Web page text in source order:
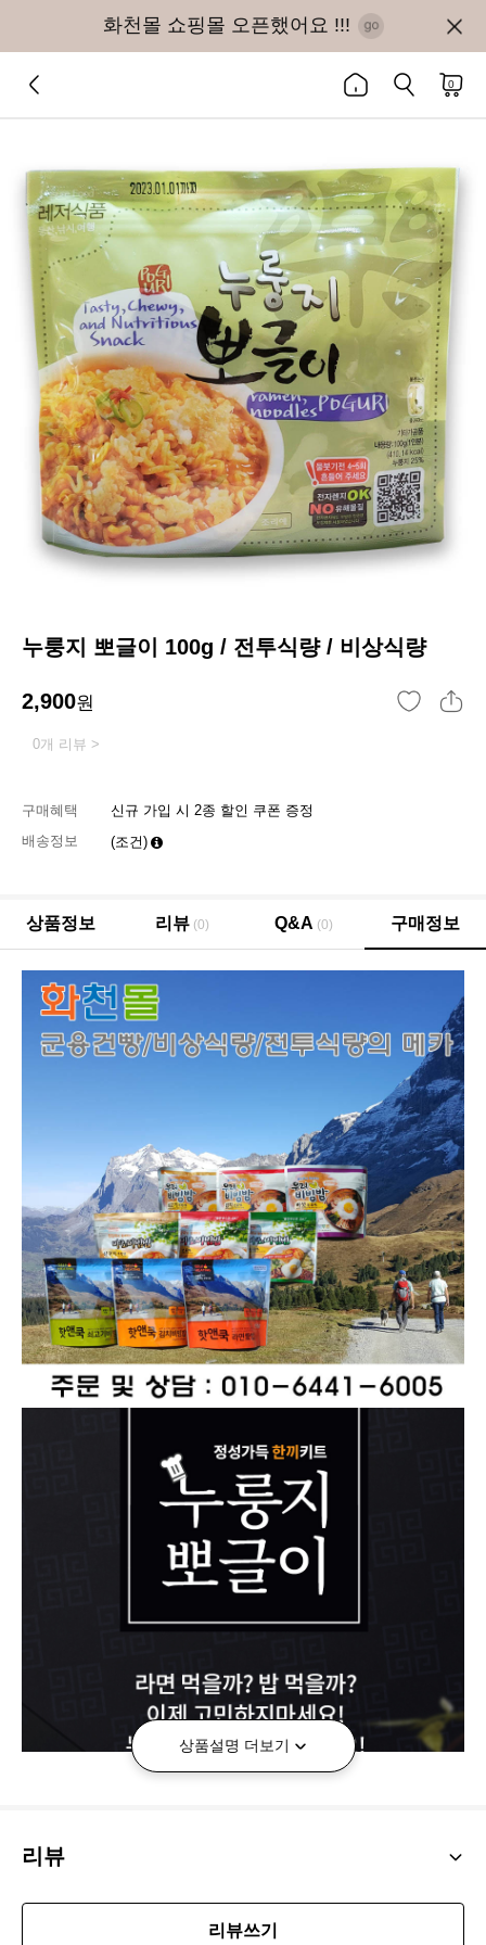
화천몰 쇼핑몰 오픈했어요 !!!
0
누룽지 뽀글이 100g / 전투식량 / 비상식량
2,900원
0개 리뷰 >
구매혜택
신규 가입 시 2종 할인 쿠폰 증정
배송정보
(조건)
상품정보 리뷰 (0) Q&A (0) 구매정보
상품설명 더보기
리뷰
리뷰쓰기